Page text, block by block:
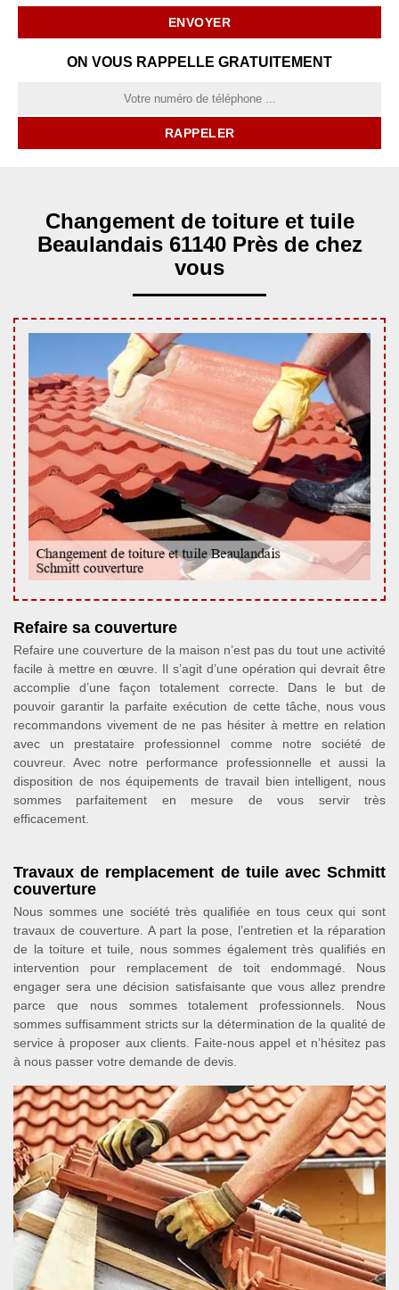
ON VOUS RAPPELLE GRATUITEMENT
Changement de toiture et tuile
Beaulandais 61140 Près de chez
vous
Refaire sa couverture
Refaire une couverture de la maison n’est pas du tout une activité
facile à mettre en œuvre. Il s’agit d’une opération qui devrait être
accomplie d’une façon totalement correcte. Dans le but de
pouvoir garantir la parfaite exécution de cette tâche, nous vous
recommandons vivement de ne pas hésiter à mettre en relation
avec un prestataire professionnel comme notre société de
couvreur. Avec notre performance professionnelle et aussi la
disposition de nos équipements de travail bien intelligent, nous
sommes parfaitement en mesure de vous servir très
efficacement.
Travaux de remplacement de tuile avec Schmitt
couverture
Nous sommes une société très qualifiée en tous ceux qui sont
travaux de couverture. A part la pose, l’entretien et la réparation
de la toiture et tuile, nous sommes également très qualifiés en
intervention pour remplacement de toit endommagé. Nous
engager sera une décision satisfaisante que vous allez prendre
parce que nous sommes totalement professionnels. Nous
sommes suffisamment stricts sur la détermination de la qualité de
service à proposer aux clients. Faite-nous appel et n’hésitez pas
à nous passer votre demande de devis.